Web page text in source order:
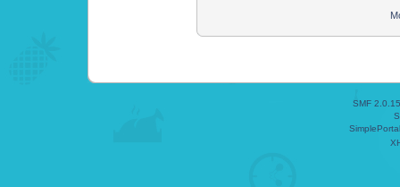
SMF 2.0.15